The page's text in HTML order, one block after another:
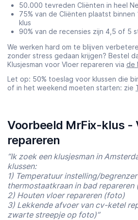
50.000 tevreden Cliënten in heel
75% van de Cliënten plaatst binnen
klus
90% van de recensies zijn 4,5 of 5
We werken hard om te blijven
zonder stress gedaan krijgen? Bestel
Klusjesman voor Vloer repareren via de
Let op: 50% toeslag voor klussen die
of in het weekend moeten starten: zie
Voorbeeld MrFix-klus -
repareren
“Ik zoek een klusjesman in
klussen:
1) Temperatuur instelling/
thermostaatkraan in bad repareren
2) Houten vloer repareren (foto)
3) Lekkende afvoer van cv-ketel
zwarte streepje op foto)”